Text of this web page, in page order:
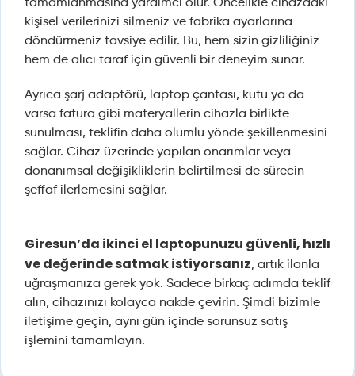
tamamlanmasına yardımcı olur. Öncelikle cihazdaki
kişisel verilerinizi silmeniz ve fabrika ayarlarına
döndürmeniz tavsiye edilir. Bu, hem sizin gizliliğiniz
hem de alıcı taraf için güvenli bir deneyim sunar.
Ayrıca şarj adaptörü, laptop çantası, kutu ya da
varsa fatura gibi materyallerin cihazla birlikte
sunulması, teklifin daha olumlu yönde şekillenmesini
sağlar. Cihaz üzerinde yapılan onarımlar veya
donanımsal değişikliklerin belirtilmesi de sürecin
şeffaf ilerlemesini sağlar.
Giresun’da ikinci el laptopunuzu güvenli, hızlı
ve değerinde satmak istiyorsanız, artık ilanla
uğraşmanıza gerek yok. Sadece birkaç adımda teklif
alın, cihazınızı kolayca nakde çevirin. Şimdi bizimle
iletişime geçin, aynı gün içinde sorunsuz satış
işlemini tamamlayın.